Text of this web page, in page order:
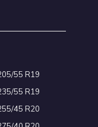
55 R19
55 R19
45 R20